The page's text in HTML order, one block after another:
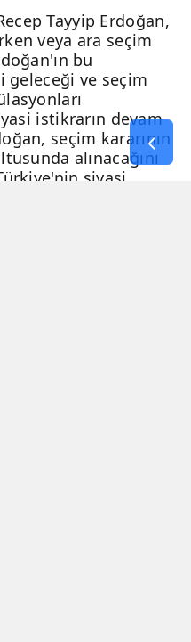
Tayyip Erdoğan,
veya ara seçim
bu
geleceği ve seçim
istikrarın devam
seçim kararının
alınacağını
siyasi